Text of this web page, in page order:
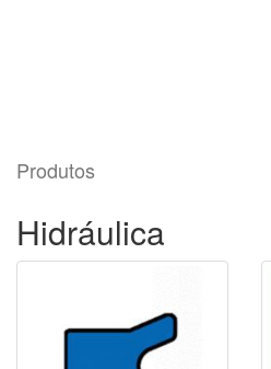
Produtos
Hidráulica